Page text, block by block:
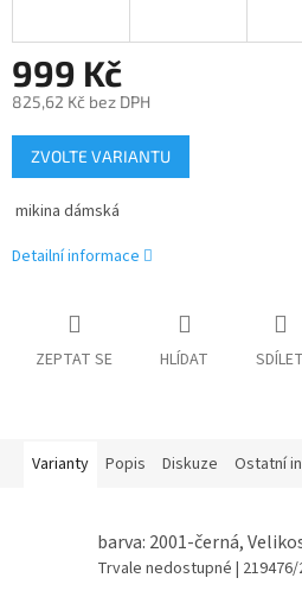
999 Kč
825,62 Kč bez DPH
Měrná
cena:
ZVOLTE VARIANTU
mikina dámská
Detailní informace
ZEPTAT SE HLÍDAT SDÍLET
Varianty Popis Diskuze Ostatní
barva: 2001-černá,
Trvale nedostupné |